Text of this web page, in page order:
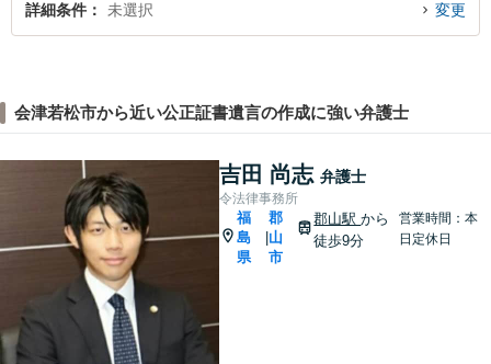
詳細条件 未選択 変更
会津若松市から近い公正証書遺言の作成に強い弁護士
吉田 尚志 弁護士
令法律事務所
福
島
県
郡
山
市
郡山駅から
徒歩9分
営業時間：本
日定休日